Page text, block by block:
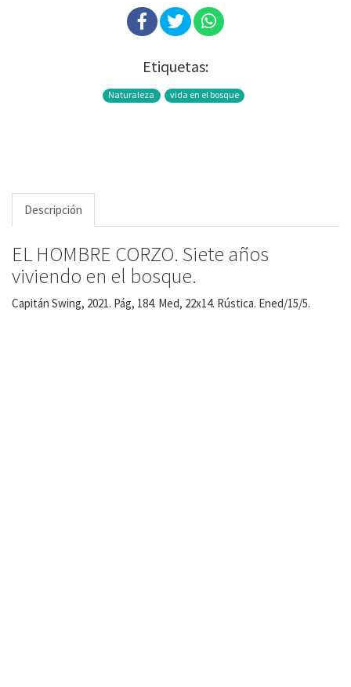
Etiquetas:
Naturaleza vida en el bosque
Descripción
EL HOMBRE CORZO. Siete años
viviendo en el bosque.
Capitán Swing, 2021. Pág, 184. Med, 22x14. Rústica. Ened/15/5.